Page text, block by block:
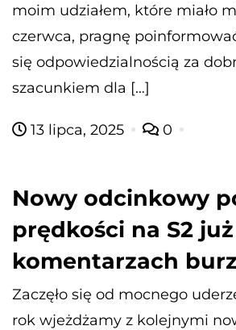
moim udziałem, które miało
czerwca, pragnę
się odpowiedzialnością za
szacunkiem dla […]
13 lipca, 2025 0
Nowy odcinkowy
prędkości na S2 już
komentarzach
Zaczęło się od mocnego
rok wjeżdżamy z kolejnymi